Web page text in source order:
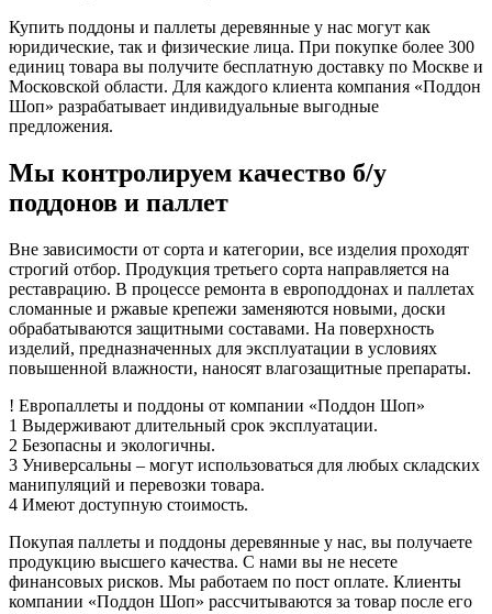
Купить поддоны и паллеты деревянные у нас могут как
юридические, так и физические лица. При покупке более 300
единиц товара вы получите бесплатную доставку по Москве и
Московской области. Для каждого клиента компания «Поддон
Шоп» разрабатывает индивидуальные выгодные
предложения.
Мы контролируем качество б/у
поддонов и паллет
Вне зависимости от сорта и категории, все изделия проходят
строгий отбор. Продукция третьего сорта направляется на
реставрацию. В процессе ремонта в европоддонах и паллетах
сломанные и ржавые крепежи заменяются новыми, доски
обрабатываются защитными составами. На поверхность
изделий, предназначенных для эксплуатации в условиях
повышенной влажности, наносят влагозащитные препараты.
! Европаллеты и поддоны от компании «Поддон Шоп»
1 Выдерживают длительный срок эксплуатации.
2 Безопасны и экологичны.
3 Универсальны – могут использоваться для любых складских
манипуляций и перевозки товара.
4 Имеют доступную стоимость.
Покупая паллеты и поддоны деревянные у нас, вы получаете
продукцию высшего качества. С нами вы не несете
финансовых рисков. Мы работаем по пост оплате. Клиенты
компании «Поддон Шоп» рассчитываются за товар после его